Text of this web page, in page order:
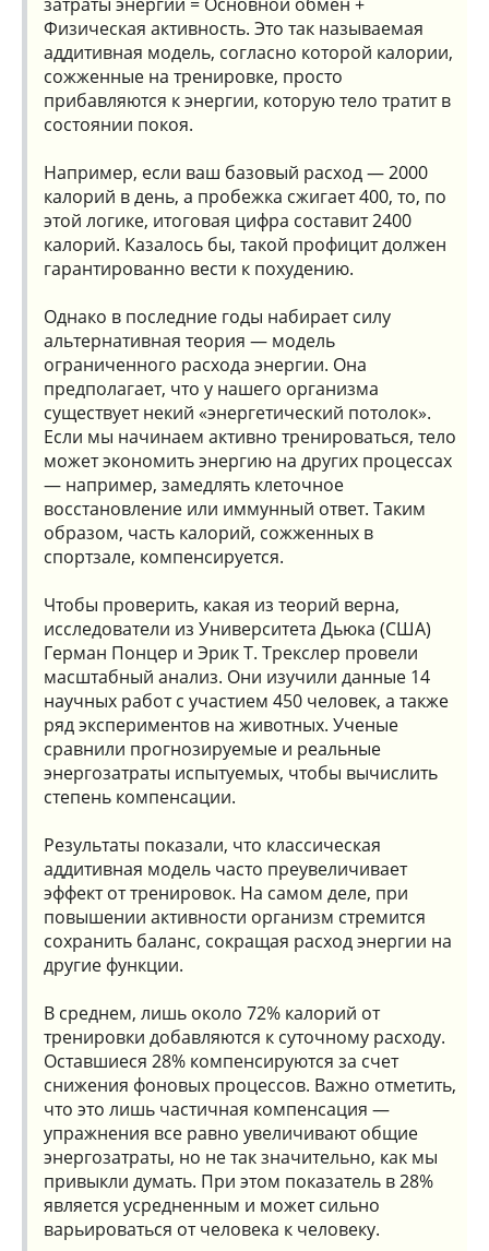
Физическая активность. Это так называемая
аддитивная модель, согласно которой калории,
сожженные на тренировке, просто
прибавляются к энергии, которую тело тратит в
состоянии покоя.
Например, если ваш базовый расход — 2000
калорий в день, а пробежка сжигает 400, то, по
этой логике, итоговая цифра составит 2400
калорий. Казалось бы, такой профицит должен
гарантированно вести к похудению.
Однако в последние годы набирает силу
альтернативная теория — модель
ограниченного расхода энергии. Она
предполагает, что у нашего организма
существует некий «энергетический потолок».
Если мы начинаем активно тренироваться, тело
может экономить энергию на других процессах
— например, замедлять клеточное
восстановление или иммунный ответ. Таким
образом, часть калорий, сожженных в
спортзале, компенсируется.
Чтобы проверить, какая из теорий верна,
исследователи из Университета Дьюка (США)
Герман Понцер и Эрик Т. Трекслер провели
масштабный анализ. Они изучили данные 14
научных работ с участием 450 человек, а также
ряд экспериментов на животных. Ученые
сравнили прогнозируемые и реальные
энергозатраты испытуемых, чтобы вычислить
степень компенсации.
Результаты показали, что классическая
аддитивная модель часто преувеличивает
эффект от тренировок. На самом деле, при
повышении активности организм стремится
сохранить баланс, сокращая расход энергии на
другие функции.
В среднем, лишь около 72% калорий от
тренировки добавляются к суточному расходу.
Оставшиеся 28% компенсируются за счет
снижения фоновых процессов. Важно отметить,
что это лишь частичная компенсация —
упражнения все равно увеличивают общие
энергозатраты, но не так значительно, как мы
привыкли думать. При этом показатель в 28%
является усредненным и может сильно
варьироваться от человека к человеку.